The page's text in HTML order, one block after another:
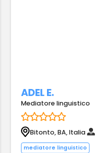
ADEL E.
Mediatore linguistico
Bitonto, BA, Italia
mediatore linguistico